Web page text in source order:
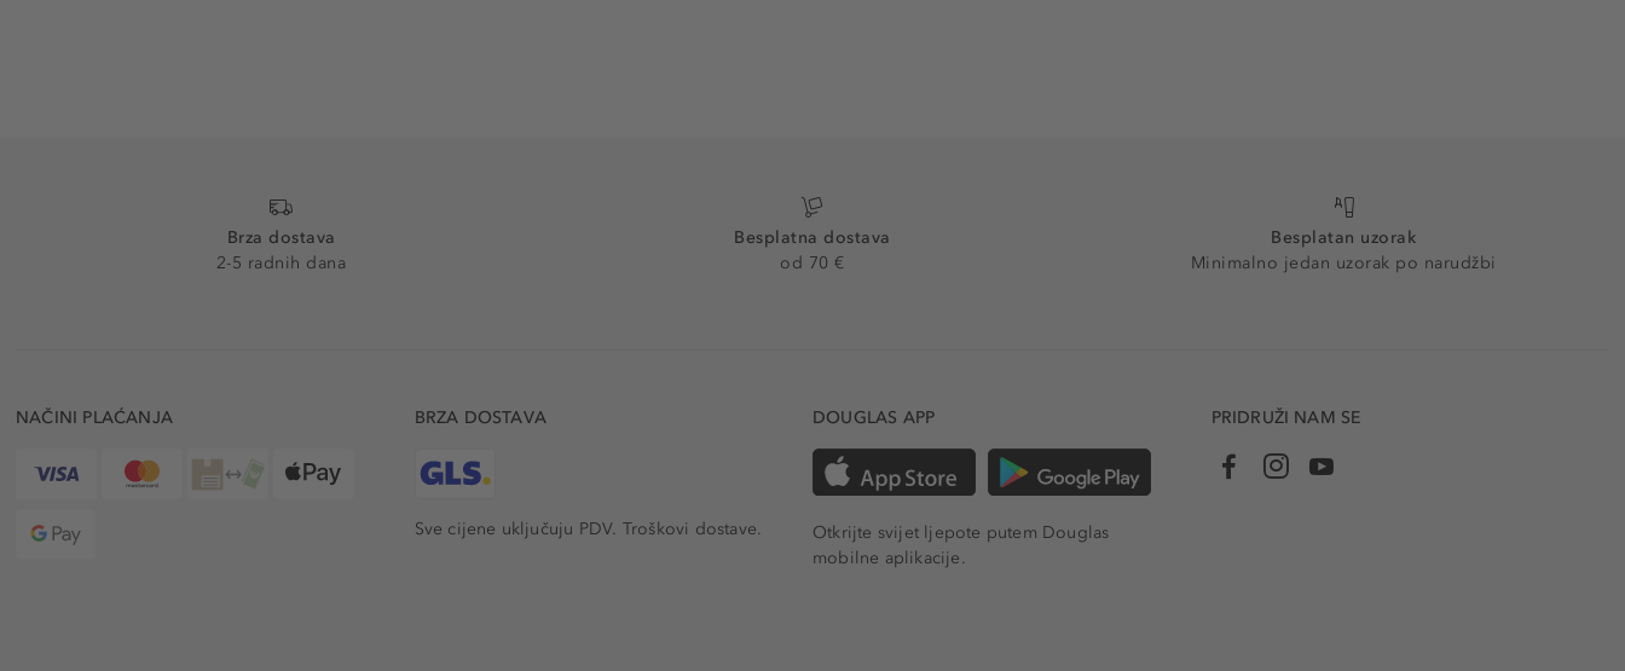
Brza dostava
2-5 radnih dana
Besplatna dostava
od 70 €
Besplatan uzorak
Minimalno jedan uzorak po narudžbi
NAČINI PLAĆANJA BRZA DOSTAVA
Sve cijene uključuju PDV. Troškovi dostave.
DOUGLAS APP
Otkrijte svijet ljepote putem Douglas
mobilne aplikacije.
PRIDRUŽI NAM SE